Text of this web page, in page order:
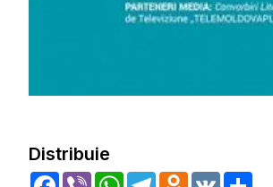
Distribuie
Facebook
Viber WhatsApp
TelegramOdnoklassniki
VK